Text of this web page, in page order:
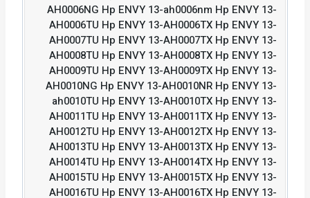
AH0006NG Hp ENVY 13-ah0006nm Hp ENVY 13-
AH0006TU Hp ENVY 13-AH0006TX Hp ENVY 13-
AH0007TU Hp ENVY 13-AH0007TX Hp ENVY 13-
AH0008TU Hp ENVY 13-AH0008TX Hp ENVY 13-
AH0009TU Hp ENVY 13-AH0009TX Hp ENVY 13-
AH0010NG Hp ENVY 13-AH0010NR Hp ENVY 13-
ah0010TU Hp ENVY 13-AH0010TX Hp ENVY 13-
AH0011TU Hp ENVY 13-AH0011TX Hp ENVY 13-
AH0012TU Hp ENVY 13-AH0012TX Hp ENVY 13-
AH0013TU Hp ENVY 13-AH0013TX Hp ENVY 13-
AH0014TU Hp ENVY 13-AH0014TX Hp ENVY 13-
AH0015TU Hp ENVY 13-AH0015TX Hp ENVY 13-
AH0016TU Hp ENVY 13-AH0016TX Hp ENVY 13-